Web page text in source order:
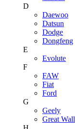
D
Daewoo
Datsun
Dodge
Dongfeng
E
Evolute
F
FAW
Fiat
Ford
G
Geely
Great Wall